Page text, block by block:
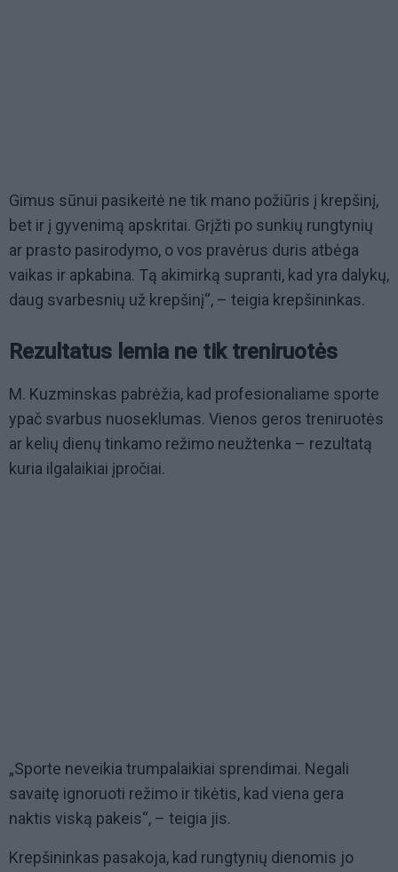
Gimus sūnui pasikeitė ne tik mano požiūris į krepšinį,
bet ir į gyvenimą apskritai. Grįžti po sunkių rungtynių
ar prasto pasirodymo, o vos pravėrus duris atbėga
vaikas ir apkabina. Tą akimirką supranti, kad yra dalykų,
daug svarbesnių už krepšinį“, – teigia krepšininkas.
Rezultatus lemia ne tik treniruotės
M. Kuzminskas pabrėžia, kad profesionaliame sporte
ypač svarbus nuoseklumas. Vienos geros treniruotės
ar kelių dienų tinkamo režimo neužtenka – rezultatą
kuria ilgalaikiai įpročiai.
„Sporte neveikia trumpalaikiai sprendimai. Negali
savaitę ignoruoti režimo ir tikėtis, kad viena gera
naktis viską pakeis“, – teigia jis.
Krepšininkas pasakoja, kad rungtynių dienomis jo